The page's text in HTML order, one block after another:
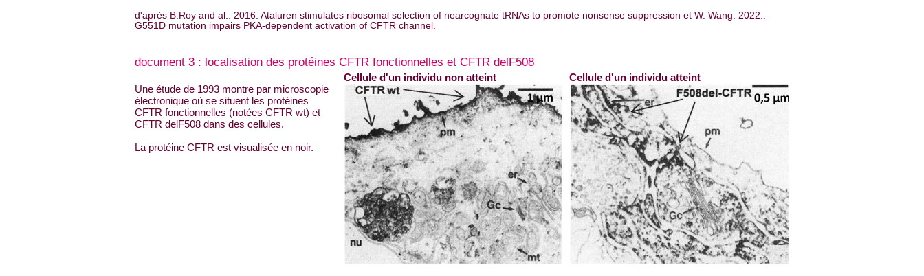
d'après B.Roy and al.. 2016. Ataluren stimulates ribosomal selection of nearcognate tRNAs to promote nonsense suppression et W. Wang. 2022..
G551D mutation impairs PKA-dependent activation of CFTR channel.
document 3 : localisation des protéines CFTR fonctionnelles et CFTR delF508
Cellule d'un individu atteint
Cellule d'un individu non atteint
Une étude de 1993 montre par microscopie
électronique où se situent les protéines
CFTR fonctionnelles (notées CFTR wt) et
CFTR delF508 dans des cellules.
La protéine CFTR est visualisée en noir.